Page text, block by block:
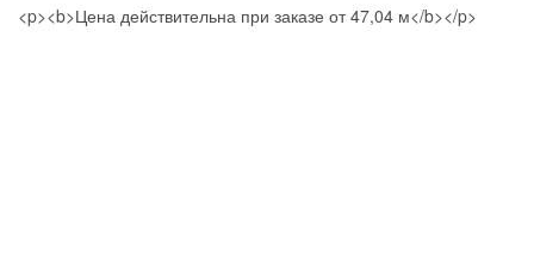
<p><b>Цена действительна при заказе от 47,04 м</b></p>